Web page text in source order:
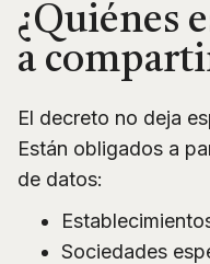
¿Quiénes
a
El decreto no deja
Están obligados a
de datos:
Sociedades